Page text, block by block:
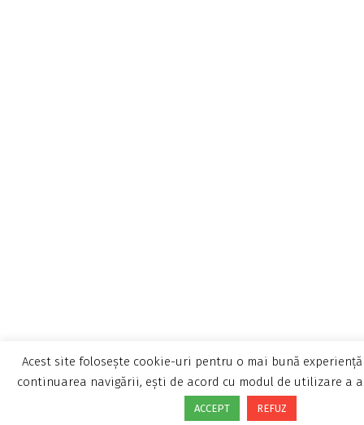
Acest site folosește cookie-uri pentru o mai bună
continuarea navigării, ești de acord cu modul de utilizare a
ACCEPT REFUZ